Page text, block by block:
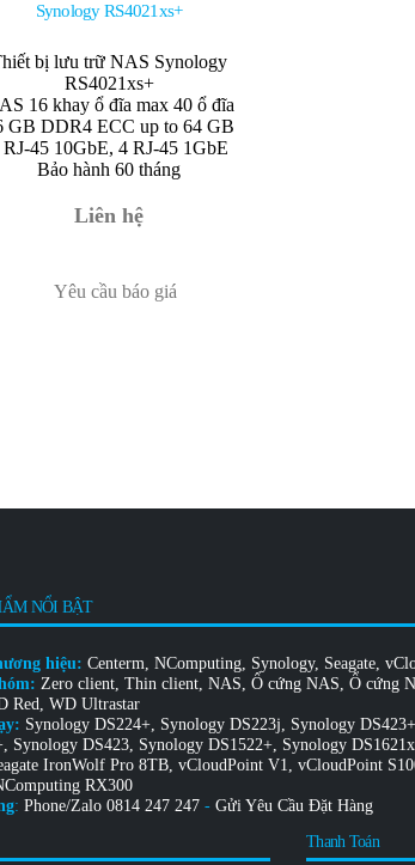
Synology RS4021xs+
bị lưu trữ NAS Synology
RS4021xs+
16 khay ổ đĩa max 40 ổ đĩa
GB DDR4 ECC up to 64 GB
RJ-45 10GbE, 4 RJ-45 1GbE
Bảo hành 60 tháng
Liên hệ
Yêu cầu báo giá
NỔI BẬT
hiệu: Centerm, NComputing, Synology, Seagate,
Zero client, Thin client, NAS, Ổ cứng NAS, Ổ cứng
Red, WD Ultrastar
Synology DS224+, Synology DS223j, Synology DS423+
, Synology DS423, Synology DS1522+, Synology
IronWolf Pro 8TB, vCloudPoint V1, vCloudPoint
RX300
: Phone/Zalo 0814 247 247 - Gửi Yêu Cầu Đặt Hàng
Thanh Toán